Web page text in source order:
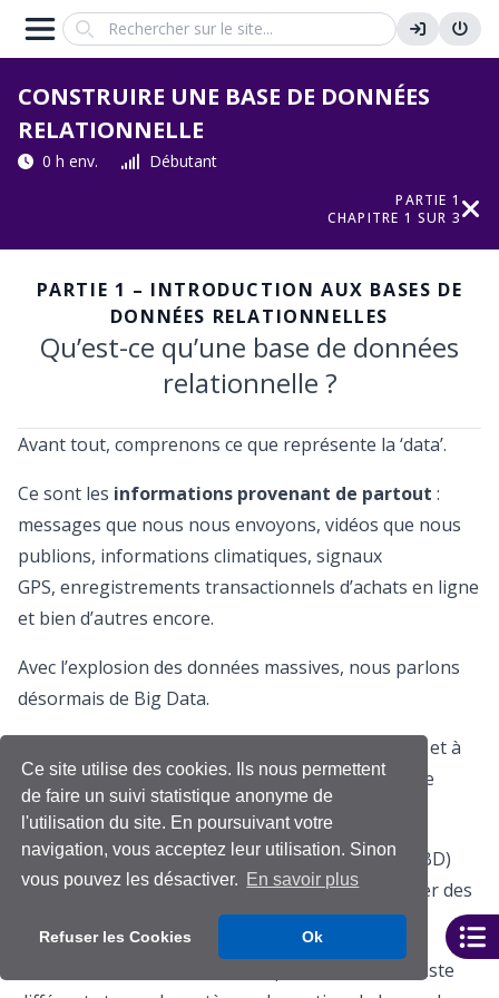
Ce site utilise des cookies. Ils nous permettent
de faire un suivi statistique anonyme de
l'utilisation du site. En poursuivant votre
navigation, vous acceptez leur utilisation. Sinon
vous pouvez les désactiver. En savoir plus
Refuser les Cookies Ok
Search
CONSTRUIRE UNE BASE DE DONNÉES
RELATIONNELLE
0 h env. Débutant
PARTIE 1
CHAPITRE 1 SUR 3
PARTIE 1 – INTRODUCTION AUX BASES DE
DONNÉES RELATIONNELLES
Qu’est-ce qu’une base de données
relationnelle ?
Avant tout, comprenons ce que représente la ‘data’.
Ce sont les informations provenant de partout :
messages que nous nous envoyons, vidéos que nous
publions, informations climatiques, signaux
GPS, enregistrements transactionnels d’achats en ligne
et bien d’autres encore.
Avec l’explosion des données massives, nous parlons
désormais de Big Data.
elles, servent à la collecte et à
l’enregistrement d’informations (data) de manière
structurée.
Un système de gestion de bases de données (SGBD)
sert à stocker, à manipuler ou gérer, et à partager des
données dans une base de données.
Comme décrit dans la vidéo de présentation, il existe